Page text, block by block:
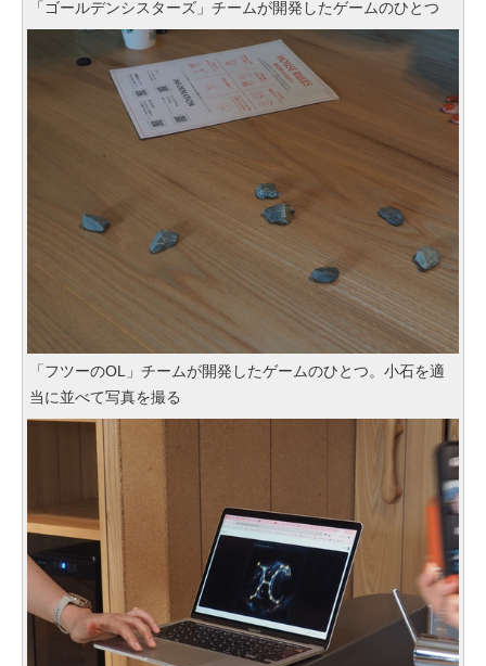
「ゴールデンシスターズ」チームが開発したゲームのひとつ
「フツーのOL」チームが開発したゲームのひとつ。小石を適
当に並べて写真を撮る